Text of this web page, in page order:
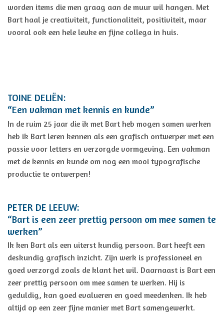
worden items die men graag aan de muur wil hangen. Met
Bart haal je creativiteit, functionaliteit, positiviteit, maar
vooral ook een hele leuke en fijne collega in huis.
TOINE DELIËN:
“Een vakman met kennis en kunde”
In de ruim 25 jaar die ik met Bart heb mogen samen werken
heb ik Bart leren kennen als een grafisch ontwerper met een
passie voor letters en verzorgde vormgeving. Een vakman
met de kennis en kunde om nog een mooi typografische
productie te ontwerpen!
PETER DE LEEUW:
“Bart is een zeer prettig persoon om mee samen te
werken”
Ik ken Bart als een uiterst kundig persoon. Bart heeft een
deskundig grafisch inzicht. Zijn werk is professioneel en
goed verzorgd zoals de klant het wil. Daarnaast is Bart een
zeer prettig persoon om mee samen te werken. Hij is
geduldig, kan goed evalueren en goed meedenken. Ik heb
altijd op een zeer fijne manier met Bart samengewerkt.